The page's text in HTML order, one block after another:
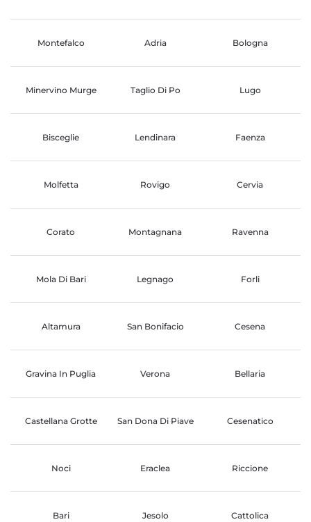
Montefalco Adria Bologna
Minervino Murge Taglio Di Po Lugo
Bisceglie Lendinara Faenza
Molfetta Rovigo Cervia
Corato Montagnana Ravenna
Mola Di Bari Legnago Forli
Altamura San Bonifacio Cesena
Gravina In Puglia Verona Bellaria
Castellana Grotte San Dona Di Piave Cesenatico
Noci Eraclea Riccione
Bari Jesolo Cattolica